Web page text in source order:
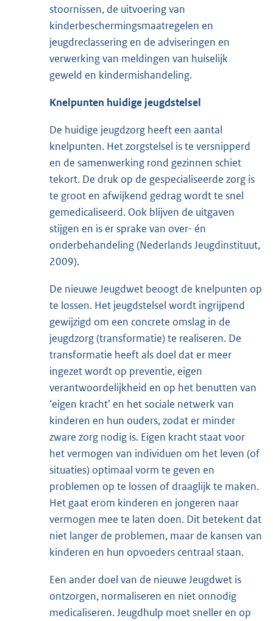
stoornissen, de uitvoering van
kinderbeschermingsmaatregelen en
jeugdreclassering en de adviseringen en
verwerking van meldingen van huiselijk
geweld en kindermishandeling.
Knelpunten huidige jeugdstelsel
De huidige jeugdzorg heeft een aantal
knelpunten. Het zorgstelsel is te versnipperd
en de samenwerking rond gezinnen schiet
tekort. De druk op de gespecialiseerde zorg is
te groot en afwijkend gedrag wordt te snel
gemedicaliseerd. Ook blijven de uitgaven
stijgen en is er sprake van over- én
onderbehandeling (Nederlands Jeugdinstituut,
2009).
De nieuwe Jeugdwet beoogt de knelpunten op
te lossen. Het jeugdstelsel wordt ingrijpend
gewijzigd om een concrete omslag in de
jeugdzorg (transformatie) te realiseren. De
transformatie heeft als doel dat er meer
ingezet wordt op preventie, eigen
verantwoordelijkheid en op het benutten van
‘eigen kracht’ en het sociale netwerk van
kinderen en hun ouders, zodat er minder
zware zorg nodig is. Eigen kracht staat voor
het vermogen van individuen om het leven (of
situaties) optimaal vorm te geven en
problemen op te lossen of draaglijk te maken.
Het gaat erom kinderen en jongeren naar
vermogen mee te laten doen. Dit betekent dat
niet langer de problemen, maar de kansen van
kinderen en hun opvoeders centraal staan.
Een ander doel van de nieuwe Jeugdwet is
ontzorgen, normaliseren en niet onnodig
medicaliseren. Jeugdhulp moet sneller en op